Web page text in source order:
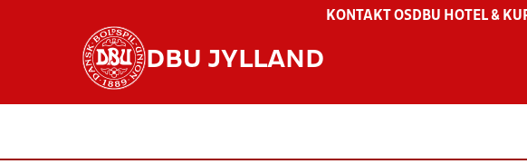
KONTAKT OS DBU HOTEL &
DBU JYLLAND